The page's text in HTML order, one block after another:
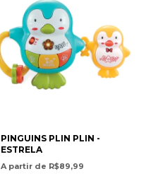
PINGUINS PLIN PLIN -
ESTRELA
A partir de R$89,99